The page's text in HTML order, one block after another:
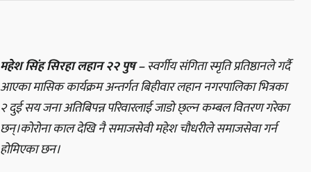
महेश सिंह सिरहा लहान २२ पुष –स्वर्गीय संगिता स्मृति प्रतिष्ठानले गर्दै
आएका मासिक कार्यक्रम अन्तर्गत बिहीवार लहान नगरपालिका भित्रका
२ दुई सय जना अतिबिपन्न परिवारलाई जाडाे छ्ल्न कम्बल वितरण गरेका
छन्।कोरोना काल देखि नै समाजसेवी महेश चौधरीले समाजसेवा गर्न
होमिएका छन।